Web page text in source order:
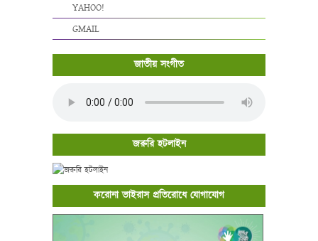
YAHOO!
GMAIL
জাতীয় সংগীত
জরুরি হটলাইন
করোনা ভাইরাস প্রতিরোধে যোগাযোগ